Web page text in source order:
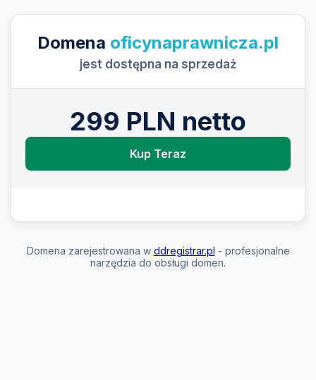
Domena oficynaprawnicza.pl
jest dostępna na sprzedaż
299 PLN netto
Kup Teraz
Domena zarejestrowana w ddregistrar.pl - profesjonalne
narzędzia do obsługi domen.